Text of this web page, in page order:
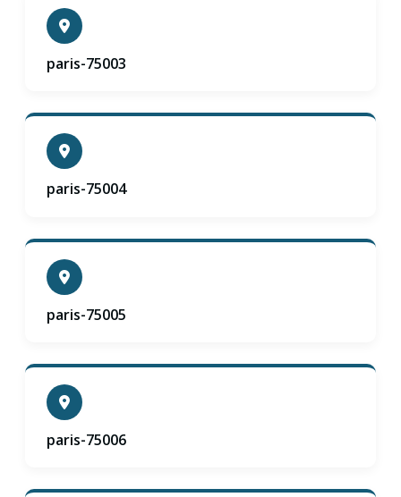
paris-75003
paris-75004
paris-75005
paris-75006